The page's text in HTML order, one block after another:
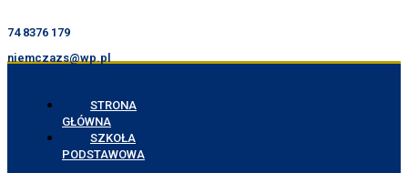
74 8376 179
niemczazs@wp.pl
STRONA
GŁÓWNA
SZKOŁA
PODSTAWOWA